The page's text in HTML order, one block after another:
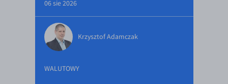
06 sie 2026
Krzysztof Adamczak
WALUTOWY